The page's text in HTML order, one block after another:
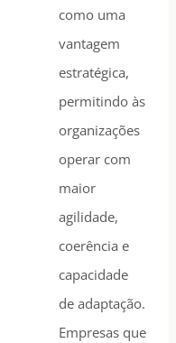
como uma
vantagem
estratégica,
permitindo às
organizações
operar com
maior
agilidade,
coerência e
capacidade
de adaptação.
Empresas que